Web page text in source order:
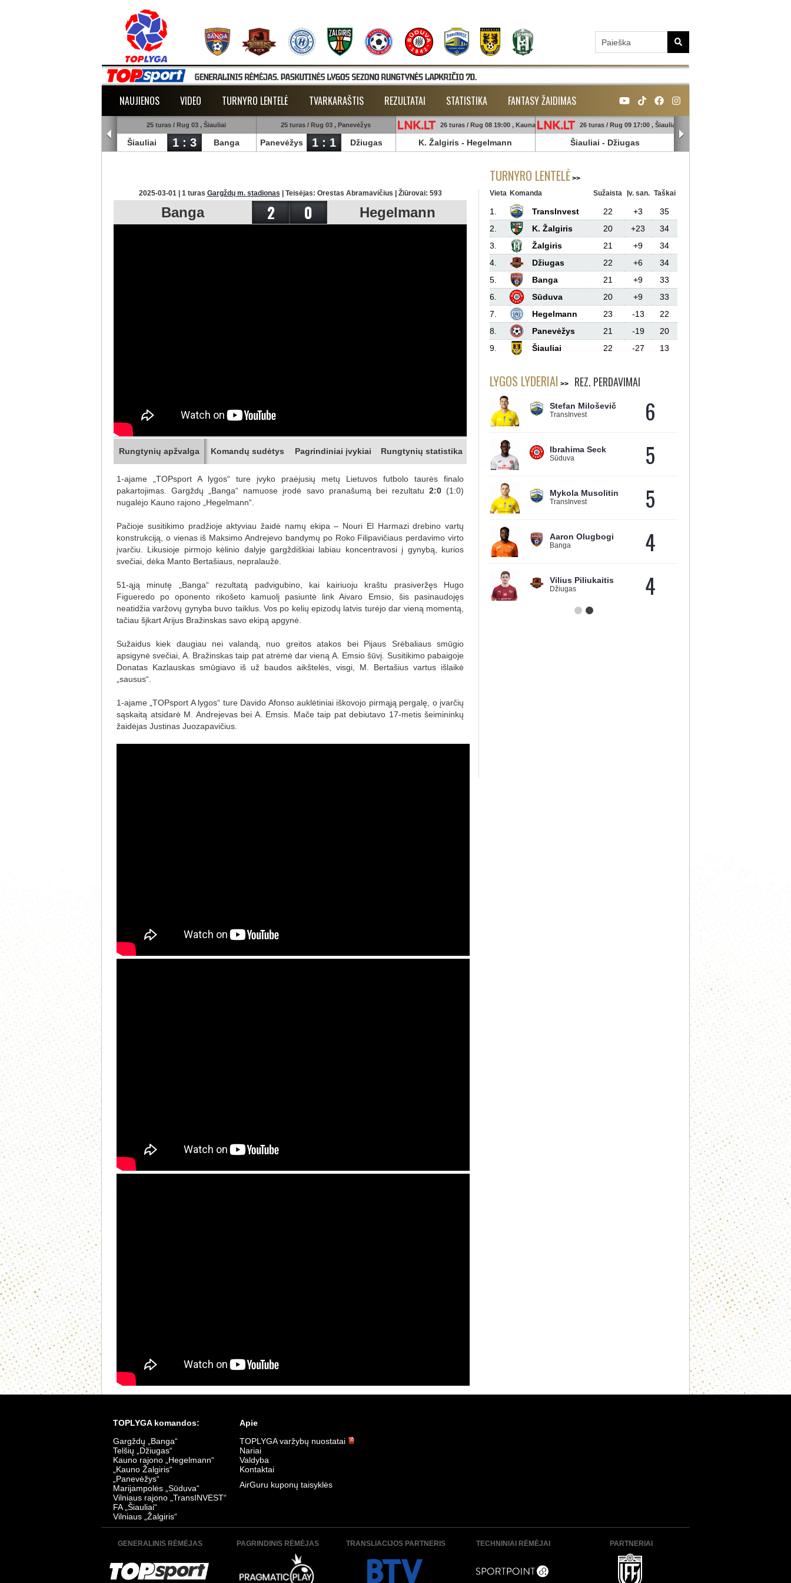
NAUJIENOS VIDEO TURNYRO LENTELĖ TVARKARAŠTIS REZULTATAI STATISTIKA FANTASY ŽAIDIMAS
25 turas / Rug 03 , Šiauliai
Šiauliai 1 : 3 Banga
25 turas / Rug 03 , Panevėžys
Panevėžys 1 : 1 Džiugas
26 turas / Rug 08 19:00 , Kaunas
K. Žalgiris - Hegelmann
26 turas / Rug 09 17:00 , Šiauliai
Šiauliai - Džiugas
2025-03-01 | 1 turas Gargždų m. stadionas | Teisėjas: Orestas Abramavičius | Žiūrovai: 593
Banga 2 0 Hegelmann
Rungtynių apžvalga Komandų sudėtys Pagrindiniai įvykiai Rungtynių statistika
1-ajame „TOPsport A lygos“ ture įvyko praėjusių metų Lietuvos futbolo taurės finalo
pakartojimas. Gargždų „Banga“ namuose įrodė savo pranašumą bei rezultatu 2:0(1:0)
nugalėjo Kauno rajono „Hegelmann“.
Pačioje susitikimo pradžioje aktyviau žaidė namų ekipa – Nouri El Harmazi drebino vartų
konstrukciją, o vienas iš Maksimo Andrejevo bandymų po Roko Filipavičiaus perdavimo virto
įvarčiu. Likusioje pirmojo kėlinio dalyje gargždiškiai labiau koncentravosi į gynybą, kurios
svečiai, dėka Manto Bertašiaus, nepralaužė.
51-ąją minutę „Banga“ rezultatą padvigubino, kai kairiuoju kraštu prasiveržęs Hugo
Figueredo po oponento rikošeto kamuolį pasiuntė link Aivaro Emsio, šis pasinaudojęs
neatidžia varžovų gynyba buvo taiklus. Vos po kelių epizodų latvis turėjo dar vieną momentą,
tačiau šįkart Arijus Bražinskas savo ekipą apgynė.
Sužaidus kiek daugiau nei valandą, nuo greitos atakos bei Pijaus Srėbaliaus smūgio
apsigynė svečiai, A. Bražinskas taip pat atrėmė dar vieną A. Emsio šūvį. Susitikimo pabaigoje
Donatas Kazlauskas smūgiavo iš už baudos aikštelės, visgi, M. Bertašius vartus išlaikė
„sausus“.
1-ajame „TOPsport A lygos“ ture Davido Afonso auklėtiniai iškovojo pirmąją pergalę, o įvarčių
sąskaitą atsidarė M. Andrejevas bei A. Emsis. Mače taip pat debiutavo 17-metis šeimininkų
žaidėjas Justinas Juozapavičius.
TURNYRO LENTELĖ
Vieta Komanda Sužaista Įv. san. Taškai
1. TransInvest 22 +3
35
2.
K. Žalgiris 20 +23
34
3.
Žalgiris 21 +9
34
4.
Džiugas 22 +6
34
5.
Banga 21 +9
33
6.
Sūduva 20 +9
33
7.
Hegelmann 23 -13
22
8.
Panevėžys 21 -19
20
9.
Šiauliai 22 -27 13
LYGOS LYDERIAI REZ. PERDAVIMAI
Stefan Miloševič
TransInvest 6
Ibrahima Seck
Sūduva 5
Mykola Musolitin
TransInvest 5
Aaron Olugbogi
Banga 4
Vilius Piliukaitis
Džiugas 4
TOPLYGA komandos:
Gargždų „Banga“
Telšių „Džiugas“
Kauno rajono „Hegelmann“
„Kauno Žalgiris“
„Panevėžys“
Marijampolės „Sūduva“
Vilniaus rajono „TransINVEST“
FA „Šiauliai“
Vilniaus „Žalgiris“
Apie
TOPLYGA varžybų nuostatai
Nariai
Valdyba
Kontaktai
AirGuru kuponų taisyklės
GENERALINIS RĖMĖJAS PAGRINDINIS RĖMĖJAS TRANSLIACIJOS PARTNERIS TECHNINIAI RĖMĖJAI PARTNERIAI